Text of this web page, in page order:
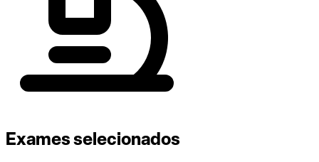
Exames selecionados